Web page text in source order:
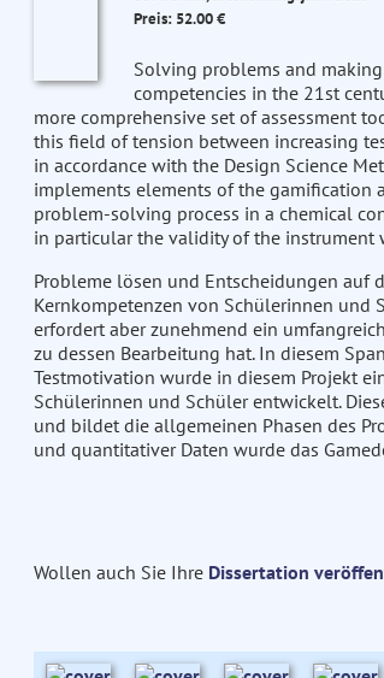
Preis: 52.00 €
Solving problems and
competencies in the 21st
more comprehensive set of assessment
this field of tension between increasing
in accordance with the Design Science
implements elements of the gamification
problem-solving process in a chemical
in particular the validity of the instrument
Probleme lösen und Entscheidungen auf
Kernkompetenzen von Schülerinnen und
erfordert aber zunehmend ein
zu dessen Bearbeitung hat. In diesem
Testmotivation wurde in diesem Projekt
Schülerinnen und Schüler entwickelt.
und bildet die allgemeinen Phasen des
und quantitativer Daten wurde das
Wollen auch Sie Ihre Dissertation